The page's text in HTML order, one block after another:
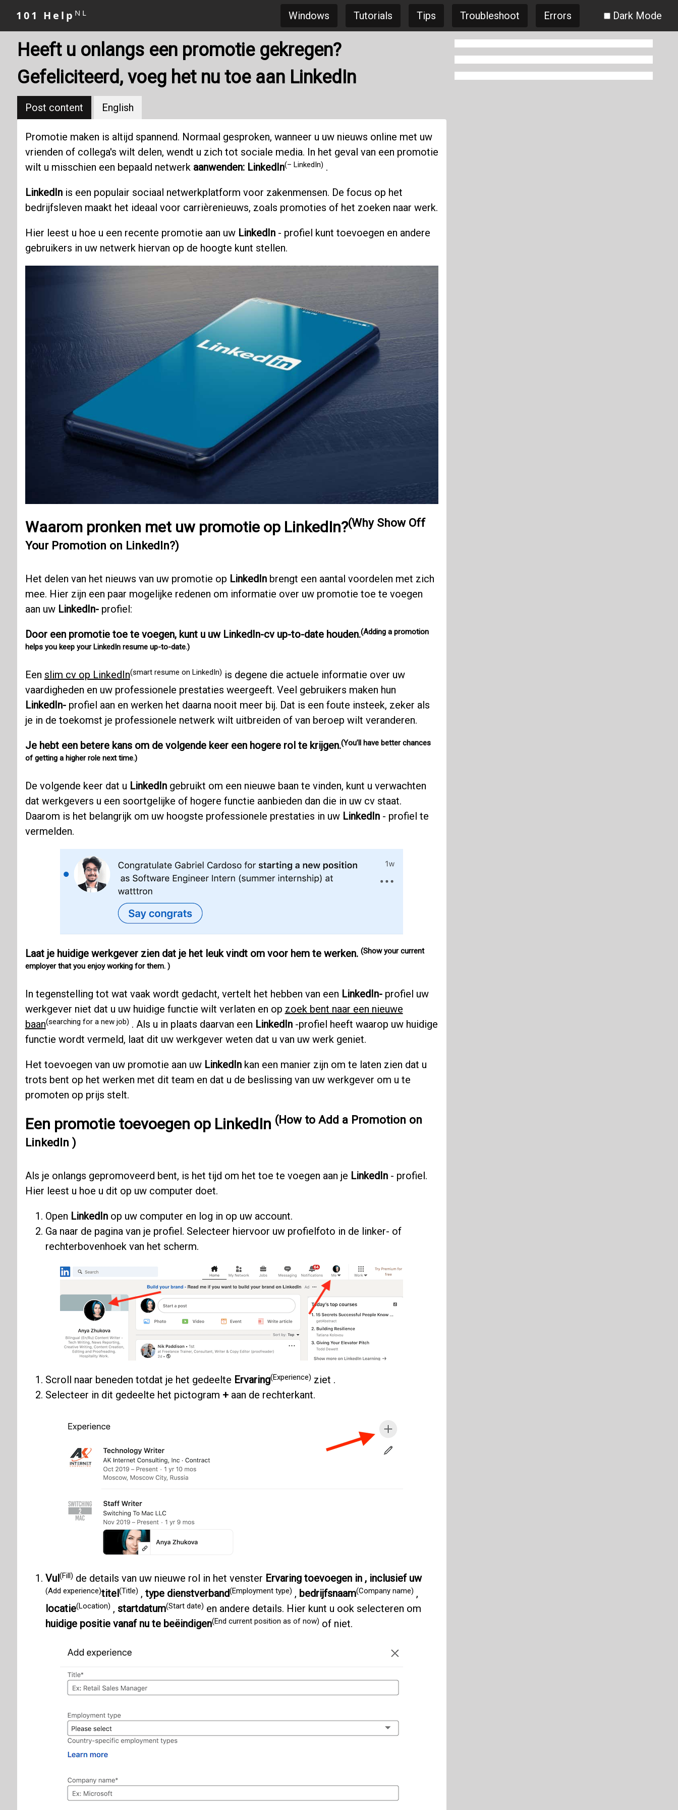
101 Help NL Windows Tutorials Tips Troubleshoot Errors Dark Mode
Heeft u onlangs een promotie gekregen?
Gefeliciteerd, voeg het nu toe aan LinkedIn
Post content English
Promotie maken is altijd spannend. Normaal gesproken, wanneer u uw nieuws online met uw
vrienden of collega's wilt delen, wendt u zich tot sociale media. In het geval van een promotie
wilt u misschien een bepaald netwerk aanwenden: LinkedIn(– LinkedIn) .
LinkedInis een populair sociaal netwerkplatform voor zakenmensen. De focus op het
bedrijfsleven maakt het ideaal voor carrièrenieuws, zoals promoties of het zoeken naar werk.
Hier leest u hoe u een recente promotie aan uw LinkedIn- profiel kunt toevoegen en andere
gebruikers in uw netwerk hiervan op de hoogte kunt stellen.
Waarom pronken met uw promotie op LinkedIn?(Why Show Off
Your Promotion on LinkedIn?)
Het delen van het nieuws van uw promotie op LinkedInbrengt een aantal voordelen met zich
mee. Hier zijn een paar mogelijke redenen om informatie over uw promotie toe te voegen
aan uw LinkedIn-profiel:
Door een promotie toe te voegen, kunt u uw LinkedIn-cv up-to-date houden.(Adding a promotion
helps you keep your LinkedIn resume up-to-date.)
Een slim cv op LinkedIn(smart resume on LinkedIn) is degene die actuele informatie over uw
vaardigheden en uw professionele prestaties weergeeft. Veel gebruikers maken hun
LinkedIn-profiel aan en werken het daarna nooit meer bij. Dat is een foute insteek, zeker als
je in de toekomst je professionele netwerk wilt uitbreiden of van beroep wilt veranderen.
Je hebt een betere kans om de volgende keer een hogere rol te krijgen.(You’ll have better chances
of getting a higher role next time.)
De volgende keer dat u LinkedIngebruikt om een ​​nieuwe baan te vinden, kunt u verwachten
dat werkgevers u een soortgelijke of hogere functie aanbieden dan die in uw cv staat.
Daarom is het belangrijk om uw hoogste professionele prestaties in uw LinkedIn- profiel te
vermelden.
Laat je huidige werkgever zien dat je het leuk vindt om voor hem te werken. (Show your current
employer that you enjoy working for them. )
In tegenstelling tot wat vaak wordt gedacht, vertelt het hebben van een LinkedIn-profiel uw
werkgever niet dat u uw huidige functie wilt verlaten en op zoek bent naar een nieuwe
baan(searching for a new job) . Als u in plaats daarvan een LinkedIn-profiel heeft waarop uw huidige
functie wordt vermeld, laat dit uw werkgever weten dat u van uw werk geniet.
Het toevoegen van uw promotie aan uw LinkedInkan een manier zijn om te laten zien dat u
trots bent op het werken met dit team en dat u de beslissing van uw werkgever om u te
promoten op prijs stelt.
Een promotie toevoegen op LinkedIn (How to Add a Promotion on
LinkedIn )
Als je onlangs gepromoveerd bent, is het tijd om het toe te voegen aan je LinkedIn- profiel.
Hier leest u hoe u dit op uw computer doet.
Open LinkedInop uw computer en log in op uw account.
Ga naar de pagina van je profiel. Selecteer hiervoor uw profielfoto in de linker- of
rechterbovenhoek van het scherm.
Scroll naar beneden totdat je het gedeelte Ervaring(Experience) ziet .
Selecteer in dit gedeelte het pictogram +aan de rechterkant.
Vul(Fill) de details van uw nieuwe rol in het venster Ervaring toevoegen in , inclusief uw
(Add experience)titel(Title) , type dienstverband(Employment type) , bedrijfsnaam(Company name) ,
locatie(Location) , startdatum(Start date) en andere details. Hier kunt u ook selecteren om
huidige positie vanaf nu te beëindigen(End current position as of now) of niet.